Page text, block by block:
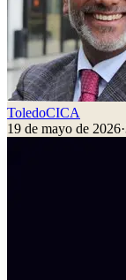
ToledoCICA
19 de mayo de 2026·